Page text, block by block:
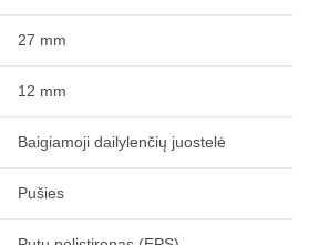
27 mm
12 mm
Baigiamoji dailylenčių juostelė
Pušies